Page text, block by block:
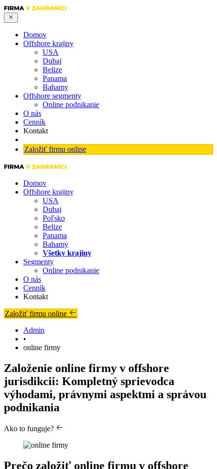
Domov
Offshore krajiny
USA
Dubaj
Belize
Panama
Bahamy
Offshore segmenty
Online podnikanie
O nás
Cenník
Kontakt
Založiť firmu online
Domov
Offshore krajiny
USA
Dubaj
Poľsko
Belize
Panama
Bahamy
Všetky krajiny
Segmenty
Online podnikanie
O nás
Cenník
Kontakt
Založiť firmu online
Admin
•
online firmy
Založenie online firmy v offshore
jurisdikcii: Kompletný sprievodca
výhodami, právnymi aspektmi a správou
podnikania
Ako to funguje?
Prečo založiť online firmu v offshore